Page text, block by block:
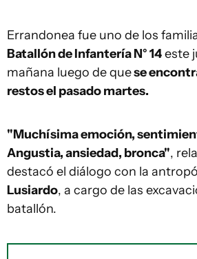
Errandonea fue uno de los
Batallón de Infantería N° 14este
mañana luego de quese
restos el pasado martes.
"Muchísima emoción,
Angustia, ansiedad, bronca",
destacó el diálogo con la
Lusiardo, a cargo de las
batallón.